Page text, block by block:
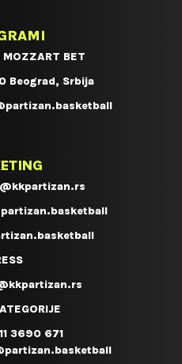
MOZZART BET
Beograd, Srbija
3690 671